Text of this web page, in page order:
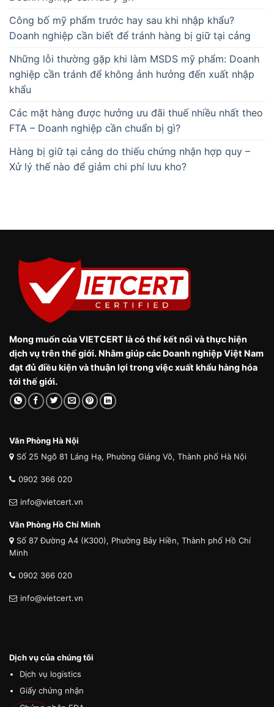
Công bố mỹ phẩm trước hay sau khi nhập khẩu?
Doanh nghiệp cần biết để tránh hàng bị giữ tại cảng
Những lỗi thường gặp khi làm MSDS mỹ phẩm: Doanh
nghiệp cần tránh để không ảnh hưởng đến xuất nhập
khẩu
Các mặt hàng được hưởng ưu đãi thuế nhiều nhất theo
FTA – Doanh nghiệp cần chuẩn bị gì?
Hàng bị giữ tại cảng do thiếu chứng nhận hợp quy –
Xử lý thế nào để giảm chi phí lưu kho?
Mong muốn của VIETCERT là có thể kết nối và thực hiện
dịch vụ trên thế giới. Nhằm giúp các Doanh nghiệp Việt Nam
đạt đủ điều kiện và thuận lợi trong việc xuất khẩu hàng hóa
tới thế giới.
Văn Phòng Hà Nội
Số 25 Ngõ 81 Láng Hạ, Phường Giảng Võ, Thành phố Hà Nội
0902 366 020
info@vietcert.vn
Văn Phòng Hồ Chí Minh
Số 87 Đường A4 (K300), Phường Bảy Hiền, Thành phố Hồ Chí
Minh
0902 366 020
info@vietcert.vn
Dịch vụ của chúng tôi
Dịch vụ logistics
Giấy chứng nhận